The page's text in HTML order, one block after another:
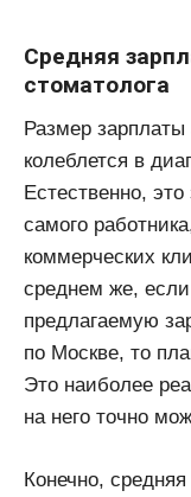
Средняя
стоматолога
Размер зарплаты
колеблется в
Естественно,
самого
коммерческих
среднем же,
предлагаемую
по Москве, то
Это наиболее
на него точно
Конечно,